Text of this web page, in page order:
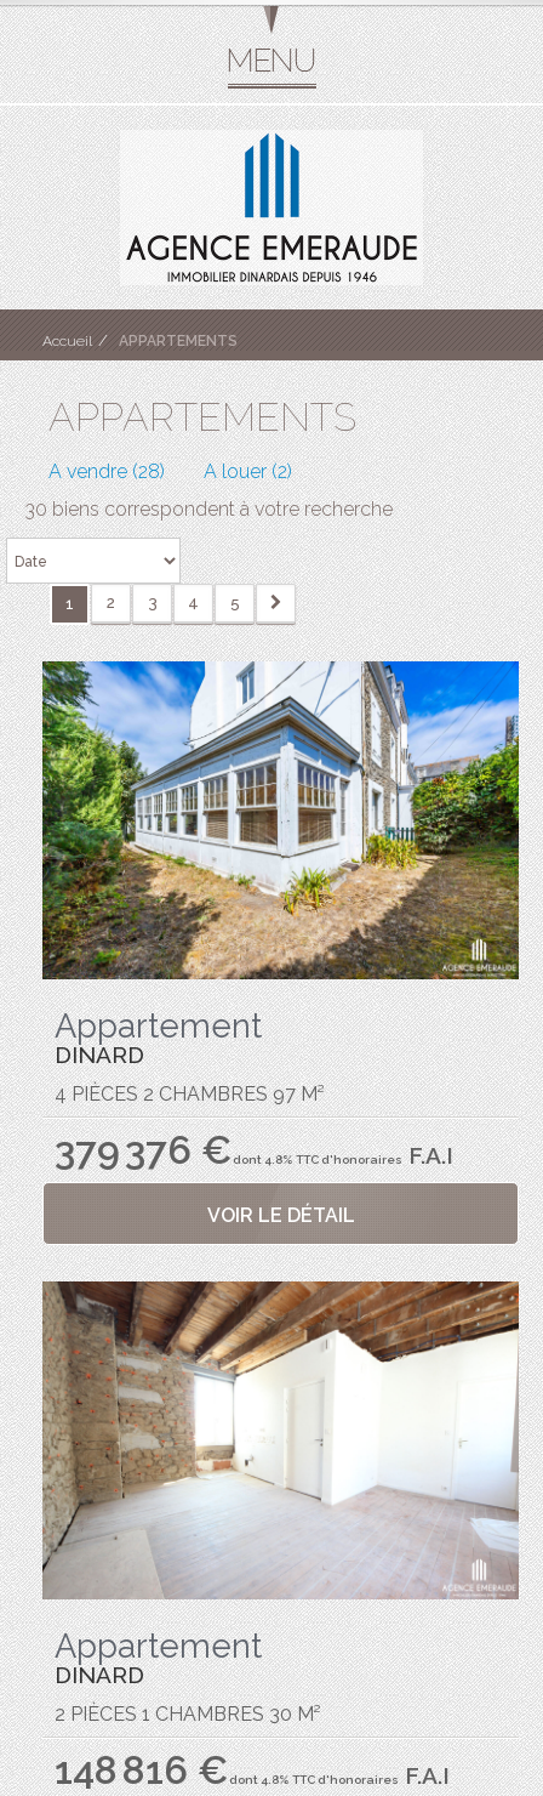
Accueil APPARTEMENTS
APPARTEMENTS
A vendre (28)
A louer (2)
30 biens correspondent à votre recherche
1 2 3 4 5
Appartement
DINARD
4 PIÈCES 2 CHAMBRES 97 M²
379 376 €dont 4.8% TTC d'honorairesF.A.I
VOIR LE DÉTAIL
Appartement
DINARD
2 PIÈCES 1 CHAMBRES 30 M²
148 816 €dont 4.8% TTC d'honorairesF.A.I